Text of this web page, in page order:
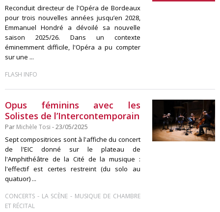
Reconduit directeur de l'Opéra de Bordeaux
pour trois nouvelles années jusqu’en 2028,
Emmanuel Hondré a dévoilé sa nouvelle
saison 2025/26. Dans un contexte
éminemment difficile, l'Opéra a pu compter
sur une ...
FLASH INFO
Opus féminins avec les
Solistes de l’Intercontemporain
Par Michèle Tosi - 23/05/2025
Sept compositrices sont à l'affiche du concert
de l'EIC donné sur le plateau de
l'Amphithéâtre de la Cité de la musique :
l'effectif est certes restreint (du solo au
quatuor) ...
CONCERTS - LA SCÈNE - MUSIQUE DE CHAMBRE
ET RÉCITAL